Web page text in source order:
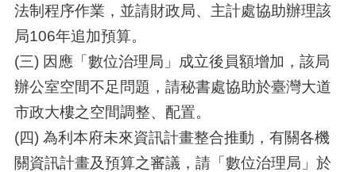
法制程序作業，並請財政局、主計處協助辦理該
局106年追加預算。
(三) 因應「數位治理局」成立後員額增加，該局
辦公室空間不足問題，請秘書處協助於臺灣大道
市政大樓之空間調整、配置。
(四) 為利本府未來資訊計畫整合推動，有關各機
關資訊計畫及預算之審議，請「數位治理局」於